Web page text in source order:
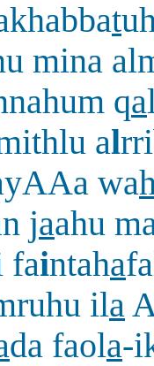
t
mina
qa
al
wa
jaahu
faintaha
ila
da faola-